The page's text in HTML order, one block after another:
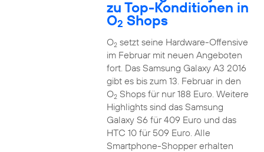
zu Top-Konditionen in
O2 Shops
O2setzt seine Hardware-Offensive
im Februar mit neuen Angeboten
fort. Das Samsung Galaxy A3 2016
gibt es bis zum 13. Februar in den
O2Shops für nur 188 Euro. Weitere
Highlights sind das Samsung
Galaxy S6 für 409 Euro und das
HTC 10 für 509 Euro. Alle
Smartphone-Shopper erhalten